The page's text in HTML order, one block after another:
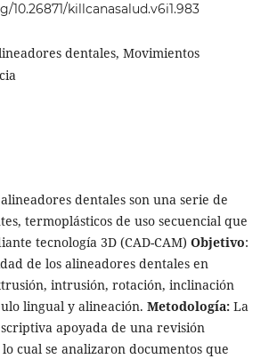
10.26871/killcanasalud.v6i1.983
dentales, Movimientos
dentales son una serie de
termoplásticos de uso secuencial que
tecnología 3D (CAD-CAM) Objetivo:
de los alineadores dentales en
intrusión, rotación, inclinación
lingual y alineación. Metodología:La
apoyada de una revisión
cual se analizaron documentos que